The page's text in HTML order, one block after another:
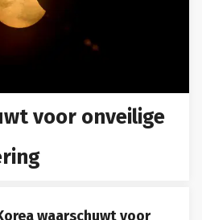
voor onveilige
waarschuwt voor